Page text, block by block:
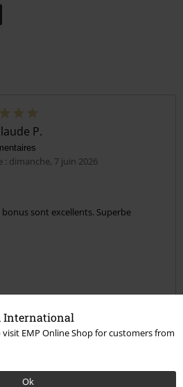
International
visit EMP Online Shop for customers from
Ok
P.
: dimanche, 7 juin 2026
sont excellents. Superbe
a été utile ?